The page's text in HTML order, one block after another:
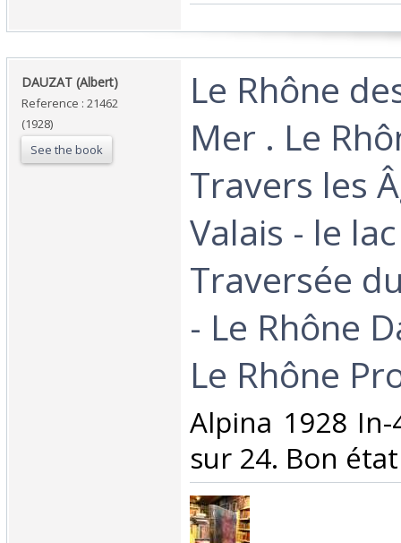
‎DAUZAT (Albert)‎
Reference : 21462
(1928)
See the book
‎Le Rhône
Mer . Le
Travers les
Valais - le
Traversée
- Le Rhône
Le Rhône
‎Alpina 1928
sur 24. Bon